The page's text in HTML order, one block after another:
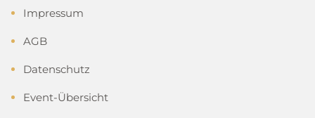
Impressum
AGB
Datenschutz
Event-Übersicht